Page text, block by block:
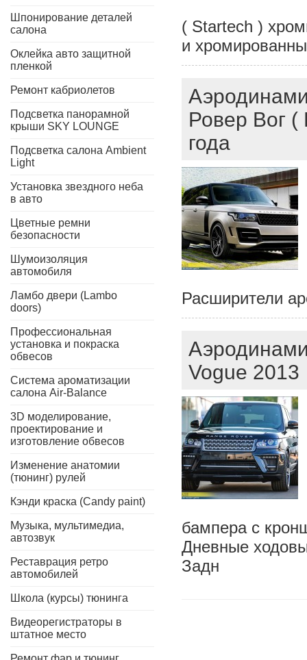
Шпонирование деталей
салона
Оклейка авто защитной
пленкой
Ремонт кабриолетов
Подсветка панорамной
крыши SKY LOUNGE
Подсветка салона Ambient
Light
Установка звездного неба
в авто
Цветные ремни
безопасности
Шумоизоляция
автомобиля
Ламбо двери (Lambo
doors)
Профессиональная
установка и покраска
обвесов
Система ароматизации
салона Air-Balance
3D моделирование,
проектирование и
изготовление обвесов
Изменение анатомии
(тюнинг) рулей
Кэнди краска (Candy paint)
Музыка, мультимедиа,
автозвук
Реставрация ретро
автомобилей
Школа (курсы) тюнинга
Видеорегистраторы в
штатное место
( Startech )
и
Ровер Вог (
года
Расширители
Vogue 2013
бампера с
Дневные
Задн